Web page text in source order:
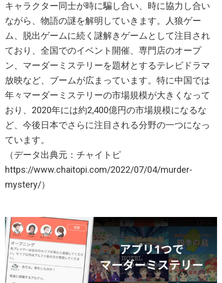
キャラクター同士が時に騙し合い、時に協力し合い
ながら、物語の謎を解明していきます。人狼ゲー
ム、脱出ゲームに続く謎解きゲームとして注目され
ており、全国でのイベント開催、専門店のオープ
ン、マーダーミステリーを題材とするテレビドラマ
放映など、ブームが広まっています。特に中国では
年々マーダーミステリーの市場規模が大きくなって
おり、2020年には約2,400億円の市場規模になるな
ど、今後日本でさらに注目される分野の一つになっ
ています。
（データ出典元：チャイトピ
https://www.chaitopi.com/2022/07/04/murder-
mystery/）